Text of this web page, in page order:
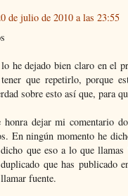
de julio de 2010 a las 23:55
he dejado bien claro en el
que repetirlo, porque
sobre esto así que, para
honra dejar mi comentario
En ningún momento he
que eso a lo que
que has publicado
fuente.